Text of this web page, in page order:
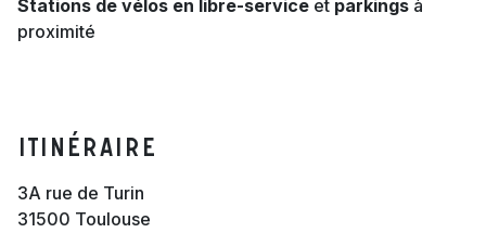
Stations de vélos en libre-service et parkings à
proximité
Itinéraire
3A rue de Turin
31500 Toulouse